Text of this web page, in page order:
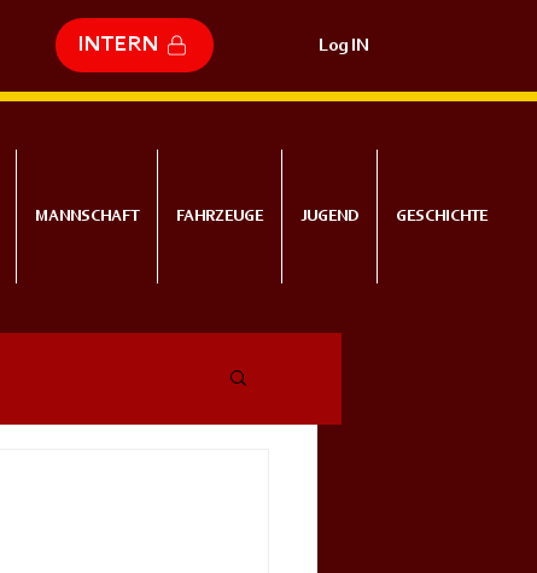
INTERN Log IN
MANNSCHAFT FAHRZEUGE JUGEND GESCHICHTE